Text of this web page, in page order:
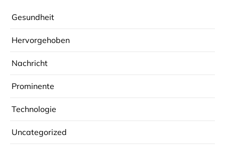
Gesundheit
Hervorgehoben
Nachricht
Prominente
Technologie
Uncategorized